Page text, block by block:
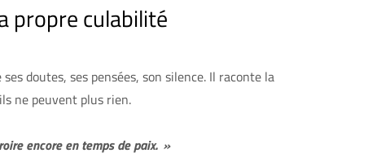
propre culabilité
doutes, ses pensées, son silence. Il raconte la
ne peuvent plus rien.
encore en temps de paix. »